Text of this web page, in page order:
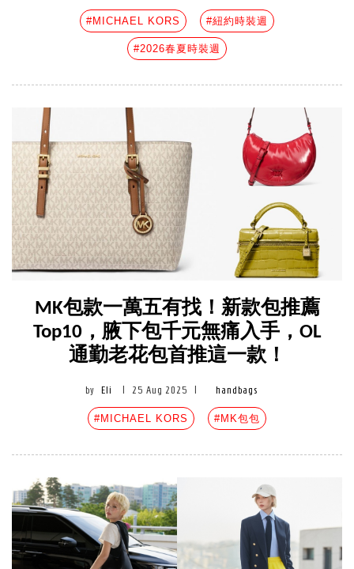
#MICHAEL KORS #紐約時裝週
#2026春夏時裝週
MK包款一萬五有找！新款包推薦
Top10，腋下包千元無痛入手，OL
通勤老花包首推這一款！
by Eli 25 Aug 2025 handbags
#MICHAEL KORS #MK包包